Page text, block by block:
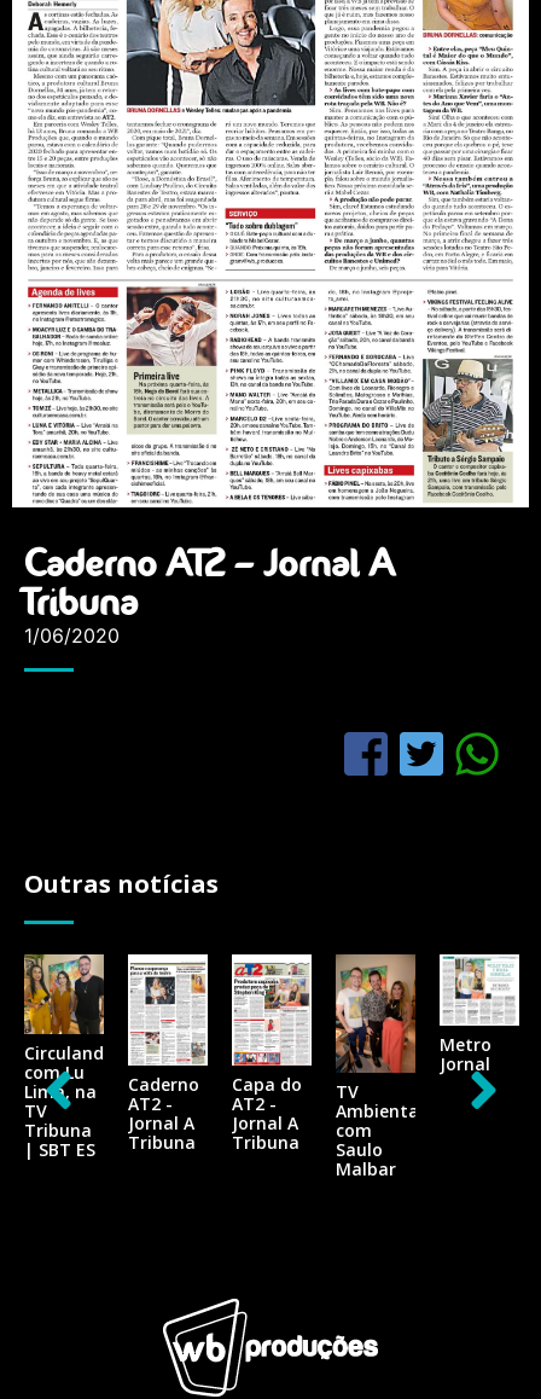
Caderno AT2 – Jornal A
Tribuna
1/06/2020
Outras notícias
Circulando
com Lu
Lima, na
TV
Tribuna
| SBT ES
Caderno
AT2 -
Jornal A
Tribuna
Capa do
AT2 -
Jornal A
Tribuna
TV
Ambiental
com
Saulo
Malbar
Metro
Jornal